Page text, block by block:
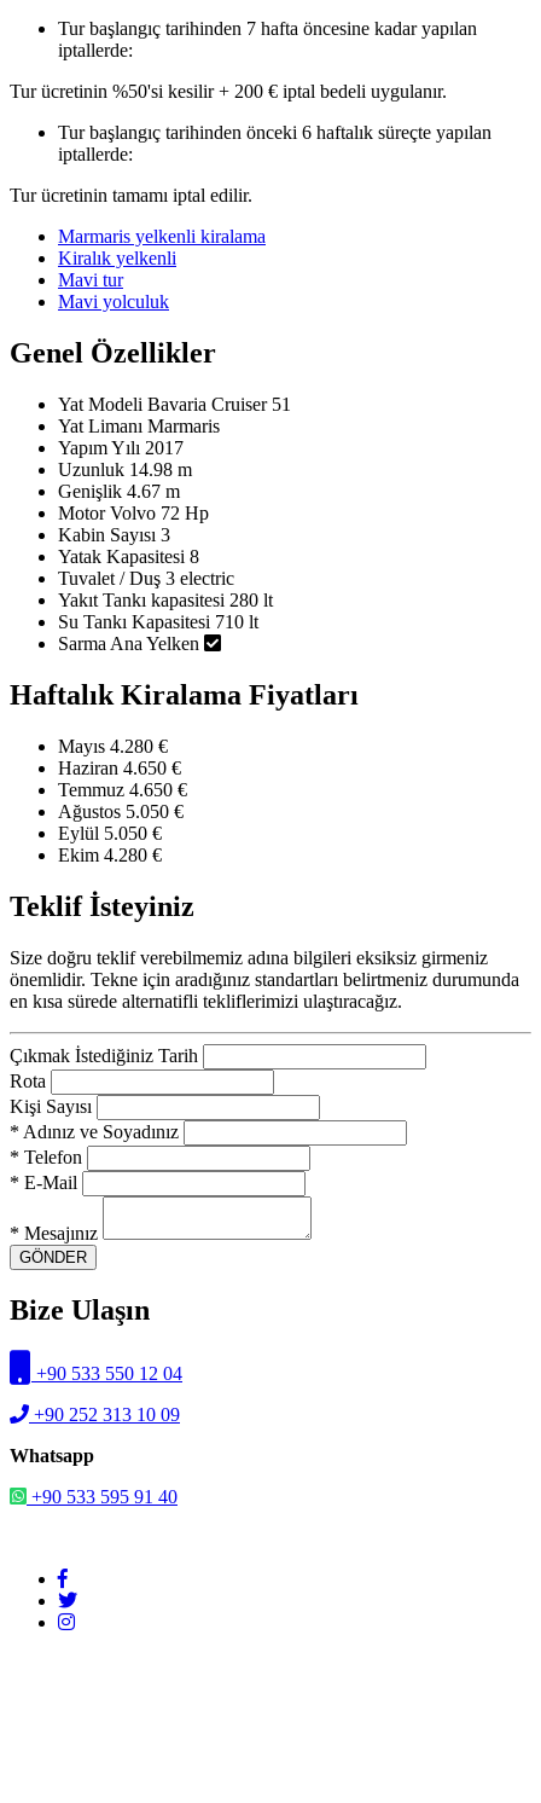
Tur başlangıç tarihinden 7 hafta öncesine kadar yapılan
iptallerde:
Tur ücretinin %50'si kesilir + 200 € iptal bedeli uygulanır.
Tur başlangıç tarihinden önceki 6 haftalık süreçte yapılan
iptallerde:
Tur ücretinin tamamı iptal edilir.
Marmaris yelkenli kiralama
Kiralık yelkenli
Mavi tur
Mavi yolculuk
Genel Özellikler
Yat Modeli Bavaria Cruiser 51
Yat Limanı Marmaris
Yapım Yılı 2017
Uzunluk 14.98 m
Genişlik 4.67 m
Motor Volvo 72 Hp
Kabin Sayısı 3
Yatak Kapasitesi 8
Tuvalet / Duş 3 electric
Yakıt Tankı kapasitesi 280 lt
Su Tankı Kapasitesi 710 lt
Sarma Ana Yelken
Haftalık Kiralama Fiyatları
Mayıs 4.280 €
Haziran 4.650 €
Temmuz 4.650 €
Ağustos 5.050 €
Eylül 5.050 €
Ekim 4.280 €
Teklif İsteyiniz
Size doğru teklif verebilmemiz adına bilgileri eksiksiz girmeniz
önemlidir. Tekne için aradığınız standartları belirtmeniz durumunda
en kısa sürede alternatifli tekliflerimizi ulaştıracağız.
Çıkmak İstediğiniz Tarih
Rota
Kişi Sayısı
* Adınız ve Soyadınız
* Telefon
* E-Mail
* Mesajınız
GÖNDER
Bize Ulaşın
+90 533 550 12 04
+90 252 313 10 09
Whatsapp
+90 533 595 91 40